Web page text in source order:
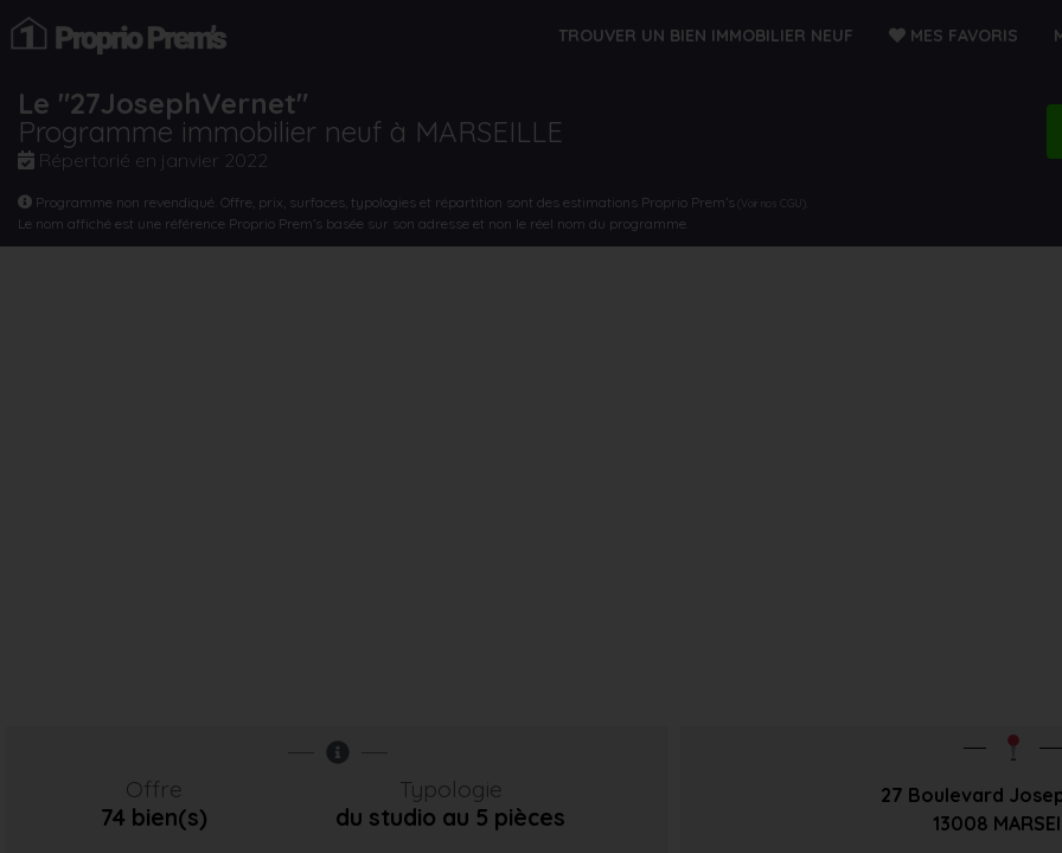
TROUVER UN BIEN IMMOBILIER NEUF MES FAVORIS
Le "27JosephVernet"
Programme immobilier neuf à MARSEILLE
Répertorié en janvier 2022
Programme non revendiqué. Offre, prix, surfaces, typologies et répartition sont des estimations Proprio Prem’s (Voir nos CGU)
Le nom affiché est une référence Proprio Prem’s basée sur son adresse et non le réel nom du programme.
Offre
74 bien(s)
Typologie
du studio au 5 pièces
27 Boulevard
13008